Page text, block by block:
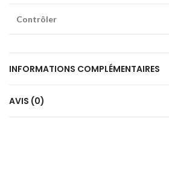
Contrôler
INFORMATIONS COMPLÉMENTAIRES
AVIS (0)